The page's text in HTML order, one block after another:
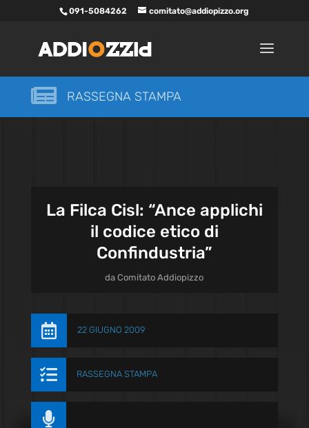
091-5084262 comitato@addiopizzo.org
 RASSEGNA STAMPA
La Filca Cisl: “Ance applichi
il codice etico di
Confindustria”
daComitato Addiopizzo
 22 GIUGNO 2009
 RASSEGNA STAMPA
